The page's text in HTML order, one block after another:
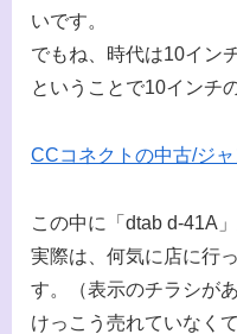
いです。
でもね、時代は10イン
ということで10インチ
CCコネクトの中古/ジ
この中に「dtab d-41A
実際は、何気に店に行
す。（表示のチラシが
けっこう売れていなく